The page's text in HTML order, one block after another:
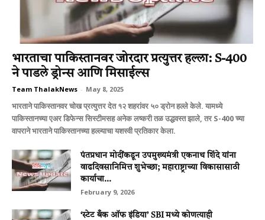
भारताचा पाकिस्तानवर जोरदार प्रत्युत्तर हल्ला: S-400
ने पाडले ड्रोन्स आणि मिसाईल्स
Team ThalakNews - May 8, 2025
भारताने पाकिस्तानवर चोख प्रत्युत्तर देत १२ शहरांवर ५० ड्रोन हल्ले केले. यामध्ये
पाकिस्तानच्या एअर डिफेन्स सिस्टीमसह अनेक लष्करी तळ उद्धवस्त झाले, तर S-400 च्या
वापराने भारताने पाकिस्तानच्या हल्ल्याचा यशस्वी प्रतिकार केला.
पंतप्रधान मोदींकडून उपमुख्यमंत्री एकनाथ शिंदे यांना
वाढदिवसानिमित्त शुभेच्छा; महाराष्ट्राच्या विकासासाठी
कार्याचा...
February 9, 2026
‘स्टेट बँक ऑफ इंडिया’ SBI मध्ये कोणत्याही